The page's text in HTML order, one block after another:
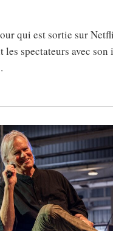
qui est sortie sur
les spectateurs avec